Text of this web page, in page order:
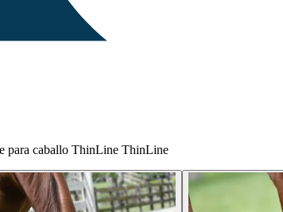
para caballo ThinLine ThinLine